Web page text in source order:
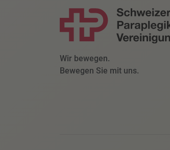
Wir bewegen.
Bewegen Sie mit uns.